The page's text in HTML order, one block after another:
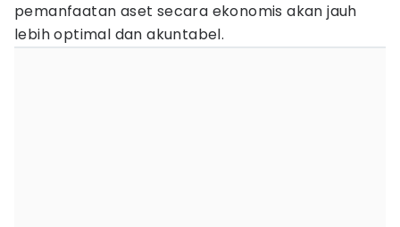
pemanfaatan aset secara ekonomis akan jauh
lebih optimal dan akuntabel.